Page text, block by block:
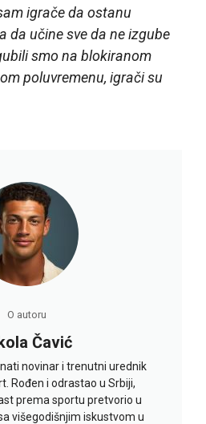
igrače da ostanu
da učine sve da ne izgube
smo na blokiranom
poluvremenu, igrači su
O autoru
Čavić
novinar i trenutni urednik
Rođen i odrastao u Srbiji,
prema sportu pretvorio u
višegodišnjim iskustvom u